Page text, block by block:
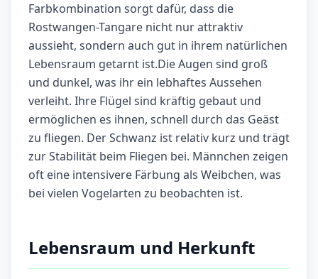
Farbkombination sorgt dafür, dass die
Rostwangen-Tangare nicht nur attraktiv
aussieht, sondern auch gut in ihrem natürlichen
Lebensraum getarnt ist.Die Augen sind groß
und dunkel, was ihr ein lebhaftes Aussehen
verleiht. Ihre Flügel sind kräftig gebaut und
ermöglichen es ihnen, schnell durch das Geäst
zu fliegen. Der Schwanz ist relativ kurz und trägt
zur Stabilität beim Fliegen bei. Männchen zeigen
oft eine intensivere Färbung als Weibchen, was
bei vielen Vogelarten zu beobachten ist.
Lebensraum und Herkunft